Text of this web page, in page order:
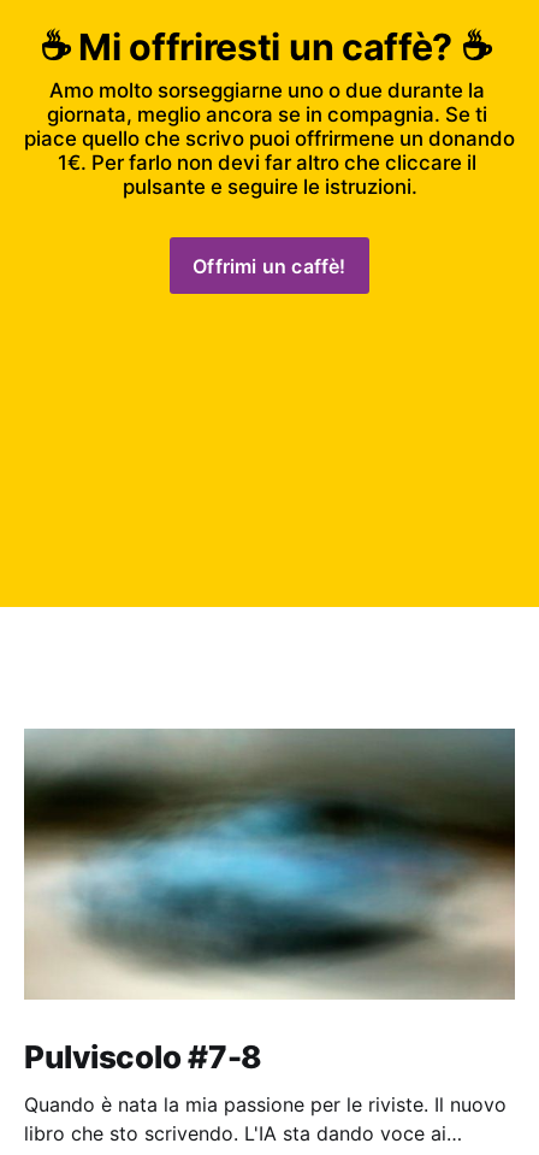
☕️ Mi offriresti un caffè? ☕️
Amo molto sorseggiarne uno o due durante la
giornata, meglio ancora se in compagnia. Se ti
piace quello che scrivo puoi offrirmene un donando
1€. Per farlo non devi far altro che cliccare il
pulsante e seguire le istruzioni.
Offrimi un caffè!
Pulviscolo #7-8
Quando è nata la mia passione per le riviste. Il nuovo
libro che sto scrivendo. L'IA sta dando voce ai